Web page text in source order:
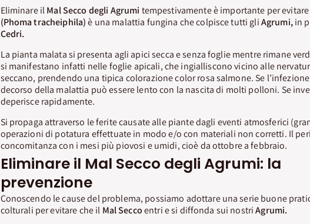
Eliminare ilMal Secco degli Agrumi tempestivamente è importante per
(Phoma tracheiphila)è una malattia fungina che colpisce tutti gliAgrumi,in
Cedri.
La pianta malata si presenta agli apici secca e senza foglie mentre rimane
si manifestano infatti nelle foglie apicali, che ingialliscono vicino alle
seccano, prendendo una tipica colorazione color rosa salmone. Se
decorso della malattia può essere lento con la nascita di molti polloni. Se
deperisce rapidamente.
Si propaga attraverso le ferite causate alle piante dagli eventi atmosferici
operazioni di potatura effettuate in modo e/o con materiali non corretti. Il
concomitanza con i mesi più piovosi e umidi, cioè da ottobre a febbraio.
Eliminare il Mal Secco degli Agrumi: la
prevenzione
Conoscendo le cause del problema, possiamo adottare una serie buone
colturali per evitare che il Mal Seccoentri e si diffonda sui nostriAgrumi.